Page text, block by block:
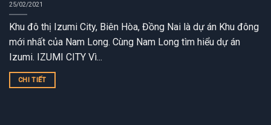
25/02/2021
Khu đô thị Izumi City, Biên Hòa, Đồng Nai là dự án Khu đông
mới nhất của Nam Long. Cùng Nam Long tìm hiểu dự án
Izumi. IZUMI CITY Vì...
CHI TIẾT